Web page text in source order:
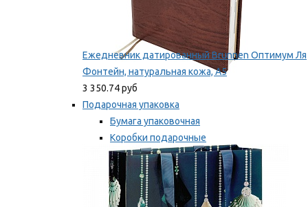
Ежедневник датированный Brunnen Оптимум Ля
Фонтейн, натуральная кожа, А5
3 350.74 руб
Подарочная упаковка
Бумага упаковочная
Коробки подарочные
Ленты, бобины
Мы рекомендуем